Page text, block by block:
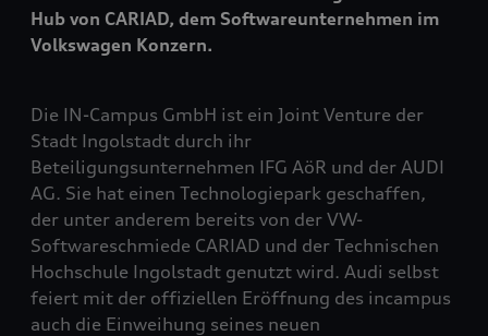
Hub von CARIAD, dem Softwareunternehmen im
Volkswagen Konzern.
Die IN-Campus GmbH ist ein Joint Venture der
Stadt Ingolstadt durch ihr
Beteiligungsunternehmen IFG AöR und der AUDI
AG. Sie hat einen Technologiepark geschaffen,
der unter anderem bereits von der VW-
Softwareschmiede CARIAD und der Technischen
Hochschule Ingolstadt genutzt wird. Audi selbst
feiert mit der offiziellen Eröffnung des incampus
auch die Einweihung seines neuen